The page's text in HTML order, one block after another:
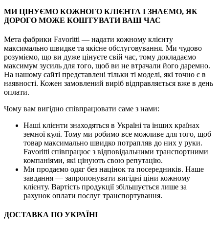
МИ ЦІНУЄМО КОЖНОГО КЛІЄНТА І ЗНАЄМО, ЯК
ДОРОГО МОЖЕ КОШТУВАТИ ВАШ ЧАС
Мета фабрики Favoritti — надати кожному клієнту
максимально швидке та якісне обслуговування. Ми чудово
розуміємо, що ви дуже цінуєте свій час, тому докладаємо
максимум зусиль для того, щоб ви не втрачали його даремно.
На нашому сайті представлені тільки ті моделі, які точно є в
наявності. Кожен замовлений виріб відправляється вже в день
оплати.
Чому вам вигідно співпрацювати саме з нами:
Наші клієнти знаходяться в Україні та інших країнах
земної кулі. Тому ми робимо все можливе для того, щоб
товар максимально швидко потрапляв до них у руки.
Favoritti співпрацює з відповідальними транспортними
компаніями, які цінують свою репутацію.
Ми продаємо одяг без націнок та посередників. Наше
завдання — запропонувати вигідні ціни кожному
клієнту. Вартість продукції збільшується лише за
рахунок оплати послуг транспортування.
ДОСТАВКА ПО УКРАЇНІ